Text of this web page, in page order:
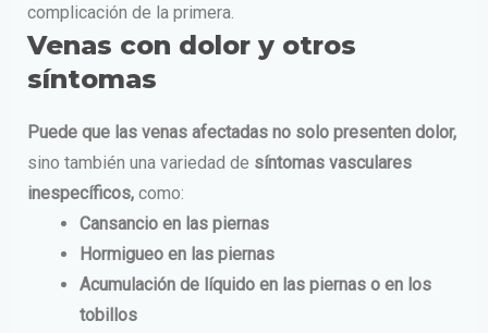
complicación de la primera.
Venas con dolor y otros
síntomas
Puede que las venas afectadas no solo presenten dolor,
sino también una variedad de síntomas vasculares
inespecíficos,como:
Cansancio en las piernas
Hormigueo en las piernas
Acumulación de líquido en las piernas o en los
tobillos